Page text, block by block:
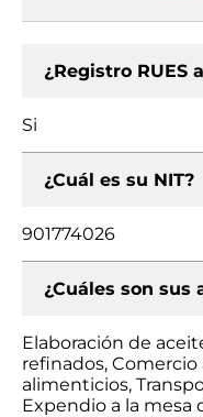
¿Registro RUES
Si
¿Cuál es su NIT?
901774026
¿Cuáles son sus
Elaboración de
refinados,
alimenticios,
Expendio a la mesa